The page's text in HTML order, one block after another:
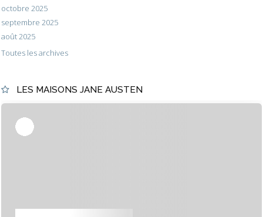
octobre 2025
septembre 2025
août 2025
Toutes les archives
LES MAISONS JANE AUSTEN